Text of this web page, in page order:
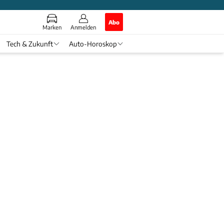
Marken Anmelden
Abo
Tech & Zukunft Auto-Horoskop